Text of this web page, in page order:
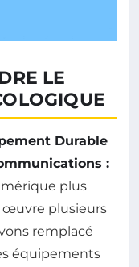
LE
Durable
:
plus
œuvre plusieurs
remplacé
équipements